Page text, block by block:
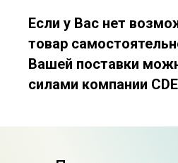
Если у Вас нет
товар
Вашей поставки
силами компании